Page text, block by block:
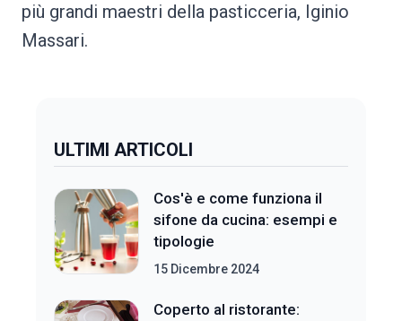
più grandi maestri della pasticceria, Iginio
Massari.
ULTIMI ARTICOLI
Cos'è e come funziona il
sifone da cucina: esempi e
tipologie
15 Dicembre 2024
Coperto al ristorante: